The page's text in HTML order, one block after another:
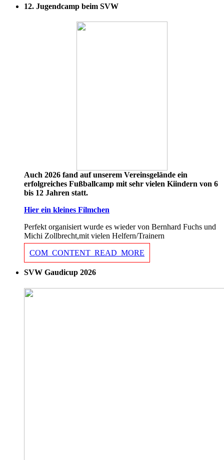
12. Jugendcamp beim SVW
Auch 2026 fand auf unserem Vereinsgelände ein
erfolgreiches Fußballcamp mit sehr vielen Kiindern von 6
bis 12 Jahren statt.
Hier ein kleines Filmchen
Perfekt organisiert wurde es wieder von Bernhard Fuchs und
Michi Zollbrecht,mit vielen Helfern/Trainern
COM_CONTENT_READ_MORE
SVW Gaudicup 2026